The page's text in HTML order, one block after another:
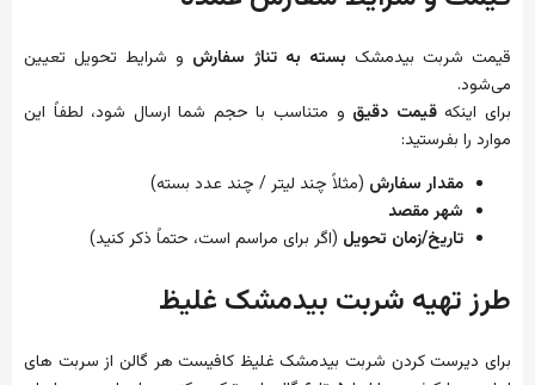
قیمت شربت بیدمشک بسته به تناژ سفارش و شرایط تحویل تعیین
می‌شود.
برای اینکهقیمت دقیق و متناسب با حجم شما ارسال شود، لطفاً این
موارد را بفرستید:
مقدار سفارش (مثلاً چند لیتر / چند عدد بسته)
شهر مقصد
تاریخ/زمان تحویل (اگر برای مراسم است، حتماً ذکر کنید)
طرز تهیه شربت بیدمشک غلیظ
برای دیرست کردن شربت بیدمشک غلیظ کافیست هر گالن از سربت های